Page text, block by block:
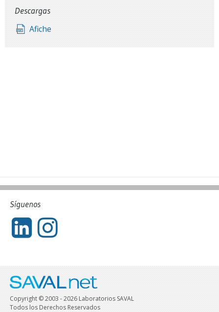
Descargas
Afiche
Síguenos
Copyright © 2003 - 2026 Laboratorios SAVAL
Todos los Derechos Reservados